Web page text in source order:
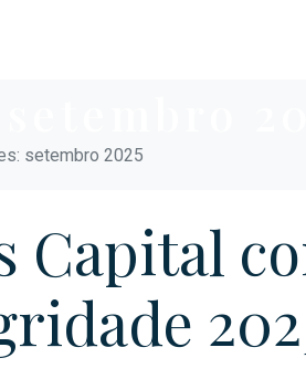
setembro 2025
Capital